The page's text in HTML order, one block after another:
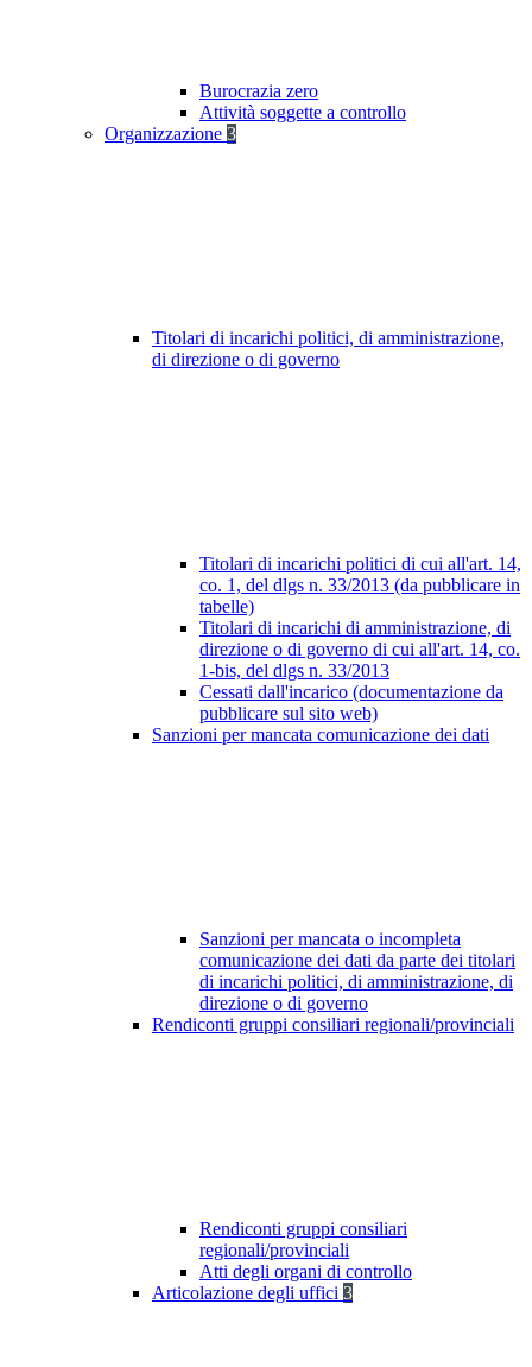
Burocrazia zero
Attività soggette a controllo
Organizzazione 3
Titolari di incarichi politici, di amministrazione,
di direzione o di governo
Titolari di incarichi politici di cui all'art. 14,
co. 1, del dlgs n. 33/2013 (da pubblicare in
tabelle)
Titolari di incarichi di amministrazione, di
direzione o di governo di cui all'art. 14, co.
1-bis, del dlgs n. 33/2013
Cessati dall'incarico (documentazione da
pubblicare sul sito web)
Sanzioni per mancata comunicazione dei dati
Sanzioni per mancata o incompleta
comunicazione dei dati da parte dei titolari
di incarichi politici, di amministrazione, di
direzione o di governo
Rendiconti gruppi consiliari regionali/provinciali
Rendiconti gruppi consiliari
regionali/provinciali
Atti degli organi di controllo
Articolazione degli uffici 3